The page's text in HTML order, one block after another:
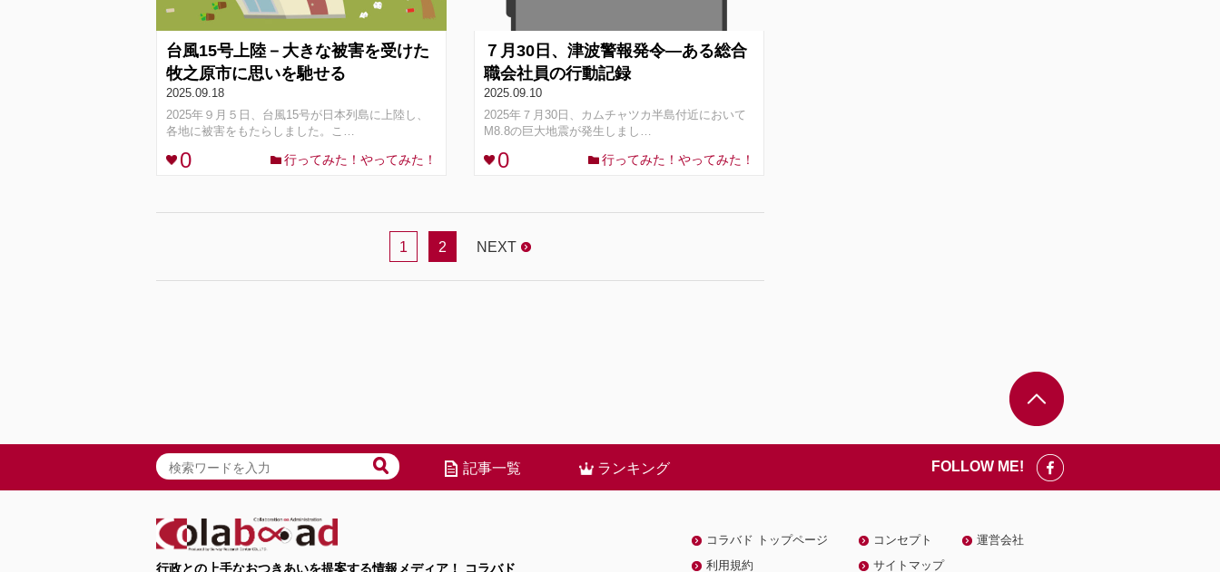
台風15号上陸－大きな被害を受けた
牧之原市に思いを馳せる
2025.09.18
2025年９月５日、台風15号が日本列島に上陸し、
各地に被害をもたらしました。こ…
0 行ってみた！やってみた！
７月30日、津波警報発令―ある総合
職会社員の行動記録
2025.09.10
2025年７月30日、カムチャツカ半島付近において
М8.8の巨大地震が発生しまし…
0 行ってみた！やってみた！
1 2 NEXT
記事一覧 ランキング FOLLOW ME!
コラバド トップページ コンセプト
運営会社
利用規約
サイトマップ
行政との上手なおつきあいを提案する情報メディア！ コラバド